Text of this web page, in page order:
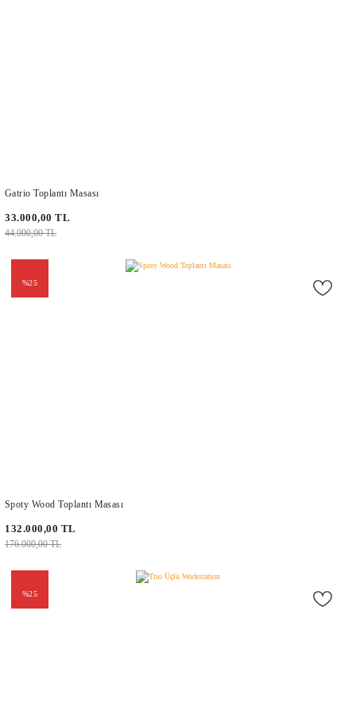
Gatrio Toplantı Masası
33.000,00 TL
44.000,00 TL
%25
Spoty Wood Toplantı Masası
132.000,00 TL
176.000,00 TL
%25